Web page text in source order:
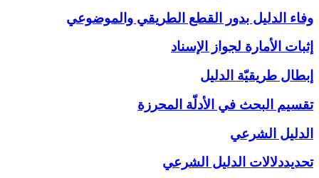
وفاء الدليل بدور القطع الطريقي والموضوعي
إثبات الأمارة لجواز الإسناد
إبطال طريقيّة الدليل
تقسيم البحث في الأدلّة المحرزة
الدليل الشرعي‏
تحديددلالات الدليل الشرعي‏